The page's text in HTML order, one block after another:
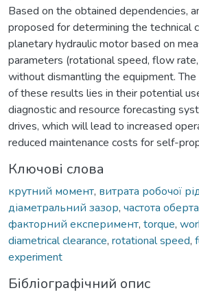
Based on the obtained dependencies,
proposed for determining the technical
planetary hydraulic motor based on
parameters (rotational speed, flow
without dismantling the equipment. The
of these results lies in their potential
diagnostic and resource forecasting
drives, which will lead to increased
reduced maintenance costs for self-
Ключові слова
крутний момент, витрата робочої
діаметральний зазор, частота
факторний експеримент, torque,
diametrical clearance, rotational speed,
experiment
Бібліографічний опис